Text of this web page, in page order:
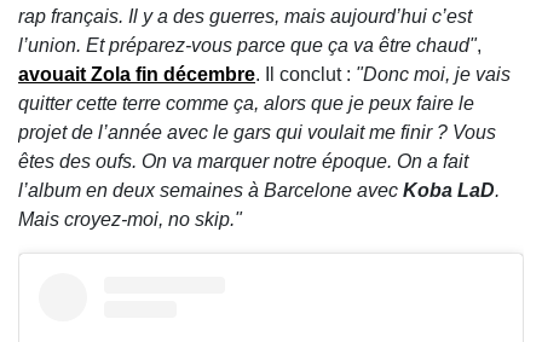
rap français. Il y a des guerres, mais aujourd’hui c’est
l’union. Et préparez-vous parce que ça va être chaud",
avouait Zola fin décembre. Il conclut : "Donc moi, je vais
quitter cette terre comme ça, alors que je peux faire le
projet de l’année avec le gars qui voulait me finir ? Vous
êtes des oufs. On va marquer notre époque. On a fait
l’album en deux semaines à Barcelone avec Koba LaD.
Mais croyez-moi, no skip."